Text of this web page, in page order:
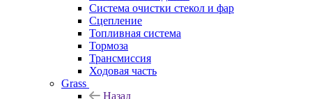
Система очистки стекол и фар
Сцепление
Топливная система
Тормоза
Трансмиссия
Ходовая часть
Grass
Назад